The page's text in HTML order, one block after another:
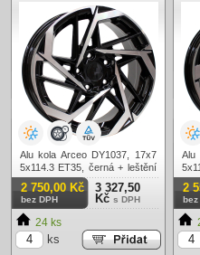
Alu kola Arceo DY1037, 17x7
5x114.3 ET35, černá + leštění
(zátěžová)
2 750,00 Kč
bez DPH
3 327,50
Kč s DPH
24 ks
ks
Alu
2
bez